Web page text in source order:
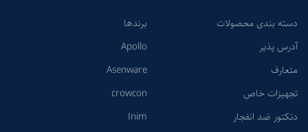
دسته بندی محصولات
آدرس پذیر
متعارف
تجهیزات خاص
دتکتور ضد انفجار
برندها
Apollo
Asenware
crowcon
Inim